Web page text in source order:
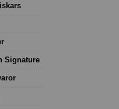
Signature